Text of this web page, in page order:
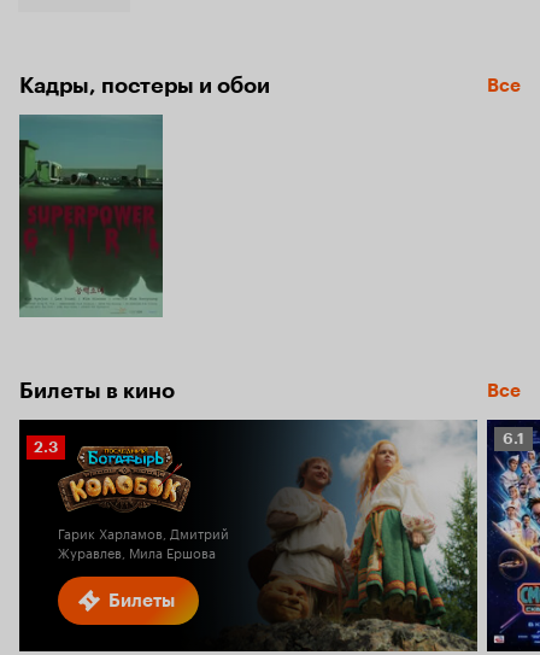
Кадры, постеры и обои Все
Билеты в кино Все
Билеты
Рейтинг
Кинопоиска
2.3
Гарик Харламов, Дмитрий
Журавлев, Мила Ершова
6.1
6.1